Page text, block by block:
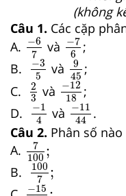
(không
Câu 1. Các cặp
A.
−6
7
−67và −7
6
−76
;
B.
−3
5
−3 và
9
45
945;
C.
2
3
23và −12
18
−1218
;
D.
−1
4
−14và −11
44
−11 .
Câu 2. Phân số
A.
7
100 ;
7100;
B.
100
7
;
100
−15
−15 10